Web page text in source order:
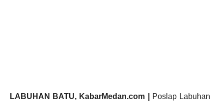
LABUHAN BATU, KabarMedan.com |
Poslap Labuhan